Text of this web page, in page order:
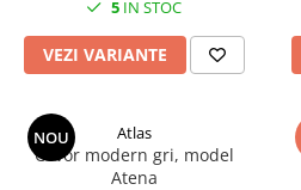
5 IN STOC
VEZI VARIANTE
NOU Atlas
Covor modern gri, model
Atena